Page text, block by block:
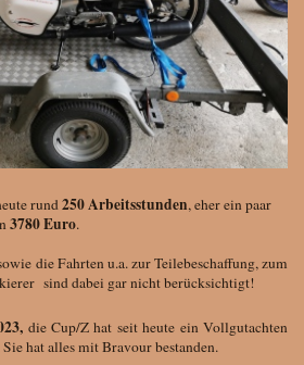
rund 250 Arbeitsstunden, eher ein paar
3780 Euro.
die Fahrten u.a. zur Teilebeschaffung, zum
sind dabei gar nicht berücksichtigt!
die Cup/Z hat seit heute ein Vollgutachten
hat alles mit Bravour bestanden.